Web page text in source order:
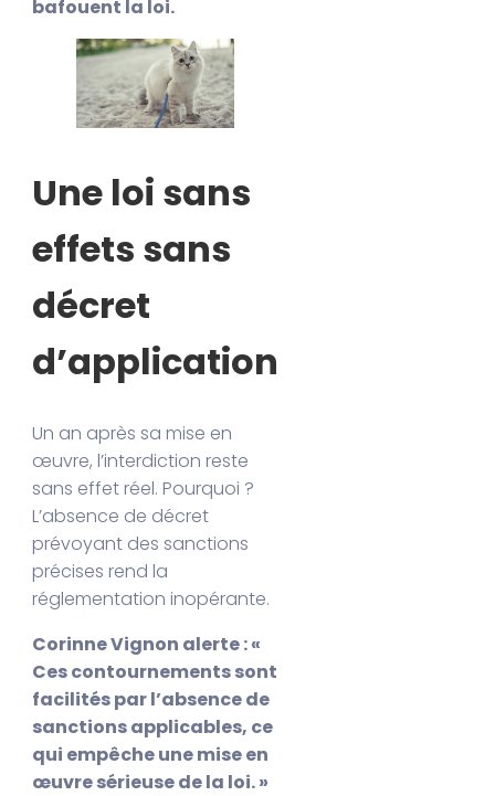
bafouent la loi.
Une loi sans
effets sans
décret
d’application
Un an après sa mise en
œuvre, l’interdiction reste
sans effet réel. Pourquoi ?
L’absence de décret
prévoyant des sanctions
précises rend la
réglementation inopérante.
Corinne Vignon alerte : «
Ces contournements sont
facilités par l’absence de
sanctions applicables, ce
qui empêche une mise en
œuvre sérieuse de la loi. »